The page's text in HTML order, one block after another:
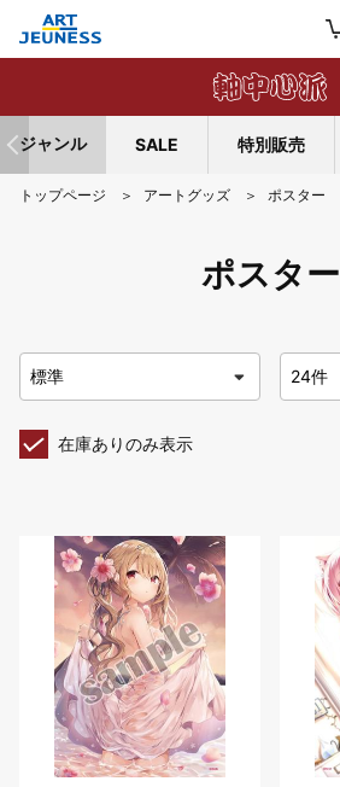
ジャンル SALE 特別販売
トップページ アートグッズ ポスター
ポスター
在庫ありのみ表示